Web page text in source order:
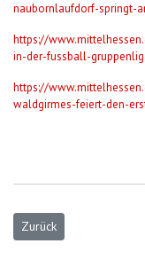
naubornlaufdorf-springt-
https://
in-der-fussball-
https://
waldgirmes-feiert-den-
Vorheriger Beitrag:
Zurück